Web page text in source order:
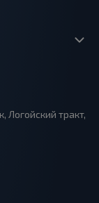
Логойский тракт,